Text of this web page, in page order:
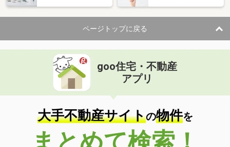
ページトップに戻る
goo住宅・不動産
アプリ
大手不動産サイトの物件を
まとめて検索！